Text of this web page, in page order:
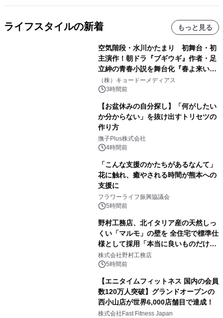
ライフスタイルの新着 もっと見る
空気階段・水川かたまり 初舞台・初
主演作！朝ドラ『ブギウギ』作者・足
立紳の青春小説を舞台化『春よ来い、
マジで来い』キービジュアル解禁！
（株）キョードーメディアス
3時間前
【お盆休みの自分探し】「何がしたい
か分からない」を抜け出すトリセツの
作り方
撫子Plus株式会社
4時間前
「こんな支援のかたちがあるなんて」
花に触れ、癒やされる時間が熊本への
支援に
フラワーライフ振興協議会
5時間前
野村工務店、北イタリア産の天然しっ
くい「マルモ」の壁を 全住宅で標準仕
様として採用「本当に良いものだけに
こだわる」
株式会社野村工務店
5時間前
【エニタイムフィットネス 国内の会員
数120万人突破】グランドオープンの
西小山店が世界6,000店舗目で達成！
株式会社Fast Fitness Japan